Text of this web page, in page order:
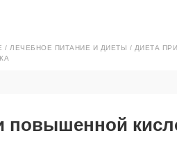
/ЛЕЧЕБНОЕ ПИТАНИЕ И ДИЕТЫ / ДИЕТА
повышенной